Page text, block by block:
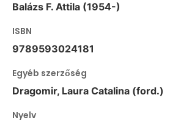
Balázs F. Attila (1954-)
ISBN
9789593024181
Egyéb szerzőség
Dragomir, Laura Catalina (ford.)
Nyelv